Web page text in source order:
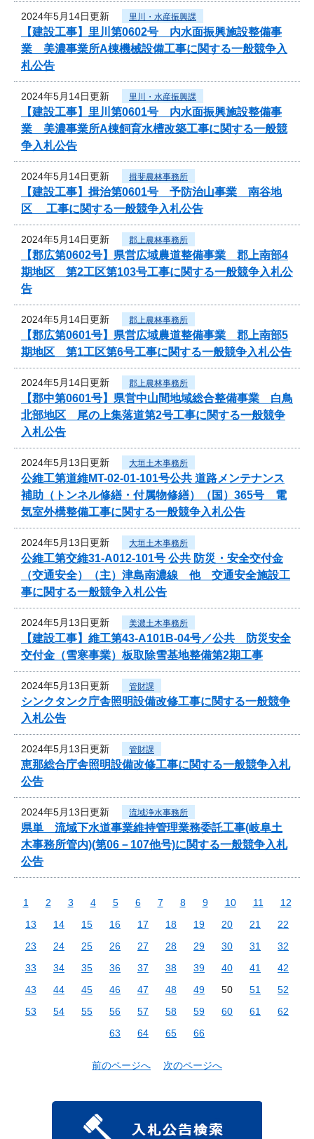
2024年5月14日更新 里川・水産振興課
【建設工事】里川第0602号 内水面振興施設整備事
業 美濃事業所A棟機械設備工事に関する一般競争入
札公告
2024年5月14日更新 里川・水産振興課
【建設工事】里川第0601号 内水面振興施設整備事
業 美濃事業所A棟飼育水槽改築工事に関する一般競
争入札公告
2024年5月14日更新 揖斐農林事務所
【建設工事】揖治第0601号 予防治山事業 南谷地
区 工事に関する一般競争入札公告
2024年5月14日更新 郡上農林事務所
【郡広第0602号】県営広域農道整備事業 郡上南部4
期地区 第2工区第103号工事に関する一般競争入札公
告
2024年5月14日更新 郡上農林事務所
【郡広第0601号】県営広域農道整備事業 郡上南部5
期地区 第1工区第6号工事に関する一般競争入札公告
2024年5月14日更新 郡上農林事務所
【郡中第0601号】県営中山間地域総合整備事業 白鳥
北部地区 尾の上集落道第2号工事に関する一般競争
入札公告
2024年5月13日更新 大垣土木事務所
公維工第道維MT-02-01-101号公共 道路メンテナンス
補助（トンネル修繕・付属物修繕）（国）365号 電
気室外構整備工事に関する一般競争入札公告
2024年5月13日更新 大垣土木事務所
公維工第交維31-A012-101号 公共 防災・安全交付金
（交通安全）（主）津島南濃線 他 交通安全施設工
事に関する一般競争入札公告
2024年5月13日更新 美濃土木事務所
【建設工事】維工第43-A101B-04号／公共 防災安全
交付金（雪寒事業）板取除雪基地整備第2期工事
2024年5月13日更新 管財課
シンクタンク庁舎照明設備改修工事に関する一般競争
入札公告
2024年5月13日更新 管財課
恵那総合庁舎照明設備改修工事に関する一般競争入札
公告
2024年5月13日更新 流域浄水事務所
県単 流域下水道事業維持管理業務委託工事(岐阜土
木事務所管内)(第06－107他号)に関する一般競争入札
公告
1 2 3 4 5 6 7 8 9 10 11
12
13
14 15 16 17 18 19 20 21
22
23
24 25 26 27 28 29 30 31
32
33
34 35 36 37 38 39 40 41
42
43
44 45 46 47 48 49 50 51
52
53
54 55 56 57 58 59 60 61
62
63
64 65 66
前のページへ 次のページへ